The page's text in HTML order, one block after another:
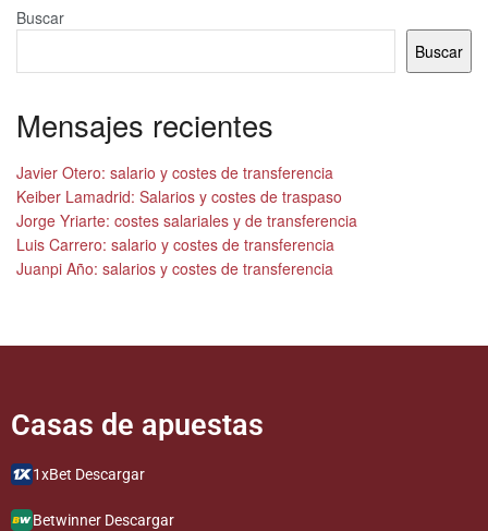
Alternative:
Buscar
Buscar
Mensajes recientes
Javier Otero: salario y costes de transferencia
Keiber Lamadrid: Salarios y costes de traspaso
Jorge Yriarte: costes salariales y de transferencia
Luis Carrero: salario y costes de transferencia
Juanpi Año: salarios y costes de transferencia
Casas de apuestas​​​​​
1xBet Descargar
Betwinner Descargar